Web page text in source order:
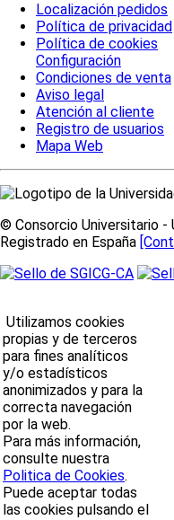
Localización pedidos
Política de privacidad
Política de cookies
Configuración
Condiciones de venta
Aviso legal
Atención al cliente
Registro de usuarios
Mapa Web
© Consorcio Universitario -
Registrado en España
Utilizamos cookies
propias y de terceros
para fines analíticos
y/o estadísticos
anonimizados y para la
correcta navegación
por la web.
Para más información,
consulte nuestra
Politica de Cookies.
Puede aceptar todas
las cookies pulsando el